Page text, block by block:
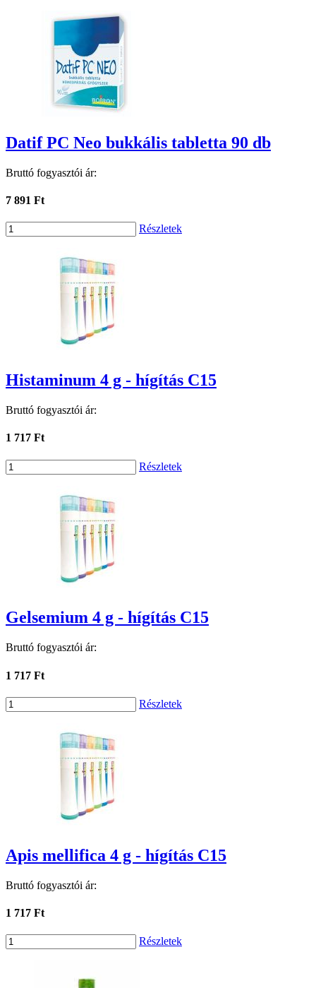
Datif PC Neo bukkális tabletta 90 db
Bruttó fogyasztói ár:
7 891 Ft
Részletek
Histaminum 4 g - hígítás C15
Bruttó fogyasztói ár:
1 717 Ft
Részletek
Gelsemium 4 g - hígítás C15
Bruttó fogyasztói ár:
1 717 Ft
Részletek
Apis mellifica 4 g - hígítás C15
Bruttó fogyasztói ár:
1 717 Ft
Részletek